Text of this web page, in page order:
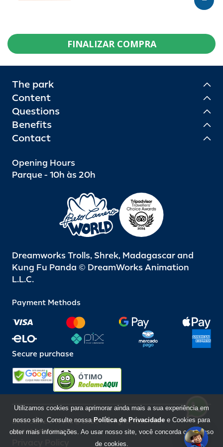
FINALIZAR COMPRA
The park
Content
Questions
Benefits
Contact
Opening Hours
Parque - 10h às 20h
Dreamworks Trolls, Shrek, Madagascar and
Kung Fu Panda © DreamWorks Animation
L.L.C.
Payment Methods
Secure purchase
ÓTIMO
Beto Carrero World @ 2026 / All rights reserved
85.248.987/0001-10
Utilizamos cookies para aprimorar ainda mais a sua experiência em
nosso site. Consulte nossa Política de Privacidade e Cookies para
obter mais informações. Ao usar nosso site, você concorda com o uso
de cookies.